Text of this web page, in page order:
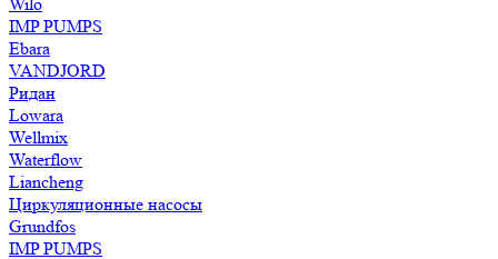
IMP PUMPS
Ebara
VANDJORD
Ридан
Lowara
Wellmix
Waterflow
Liancheng
Циркуляционные насосы
Grundfos
IMP PUMPS